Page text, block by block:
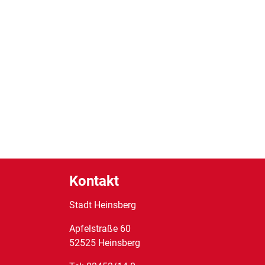
Kontakt
Stadt Heinsberg
Apfelstraße 60
52525 Heinsberg